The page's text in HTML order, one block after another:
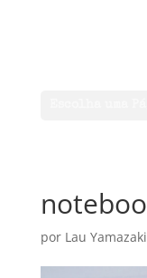
por Lau Yamazaki